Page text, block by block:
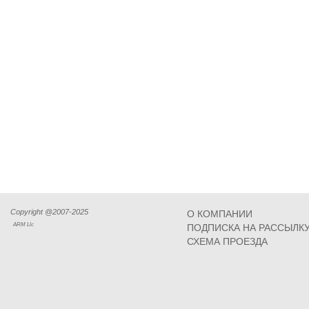
Copyright @2007-2025
ARM Llc
О КОМПАНИИ
ПОДПИСКА НА
СХЕМА ПРОЕЗДА